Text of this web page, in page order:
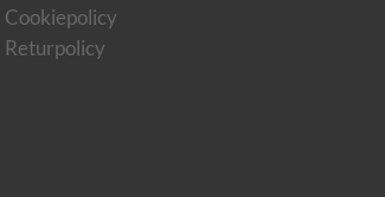
Cookiepolicy
Returpolicy